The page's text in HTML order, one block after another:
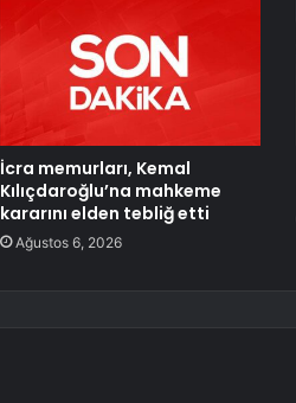
İcra memurları, Kemal
Kılıçdaroğlu’na mahkeme
kararını elden tebliğ etti
Ağustos 6, 2026